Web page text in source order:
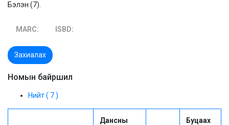
Бэлэн (7).
MARC: ISBD:
Захиалах
Номын байршил
Нийт ( 7 )
Дансны
Буцаах